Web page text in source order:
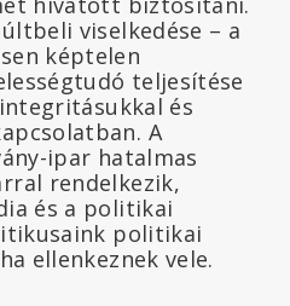
viselkedése – a
képtelen
teljesítése
és
A
ipar hatalmas
rendelkezik,
és a politikai
politikai
ellenkeznek vele.